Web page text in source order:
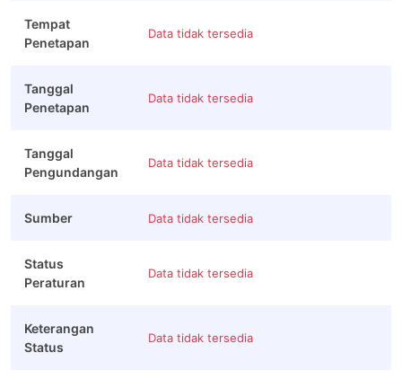
Tempat
Penetapan
Data tidak tersedia
Tanggal
Penetapan
Data tidak tersedia
Tanggal
Pengundangan
Data tidak tersedia
Sumber Data tidak tersedia
Status
Peraturan
Data tidak tersedia
Keterangan
Status
Data tidak tersedia